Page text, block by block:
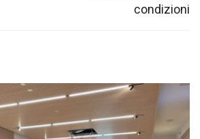
condizioni